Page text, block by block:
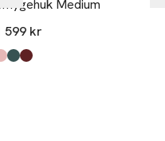
Medium
599 kr
finns i färgerna:
,green